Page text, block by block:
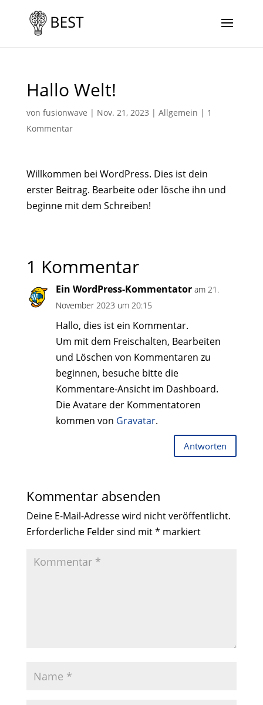
Hallo Welt!
von fusionwave | Nov. 21, 2023 | Allgemein | 1
Kommentar
Willkommen bei WordPress. Dies ist dein
erster Beitrag. Bearbeite oder lösche ihn und
beginne mit dem Schreiben!
1 Kommentar
Ein WordPress-Kommentator am 21.
November 2023 um 20:15
Hallo, dies ist ein Kommentar.
Um mit dem Freischalten, Bearbeiten
und Löschen von Kommentaren zu
beginnen, besuche bitte die
Kommentare-Ansicht im Dashboard.
Die Avatare der Kommentatoren
kommen von Gravatar.
Antworten
Kommentar absenden
Deine E-Mail-Adresse wird nicht veröffentlicht.
Erforderliche Felder sind mit* markiert